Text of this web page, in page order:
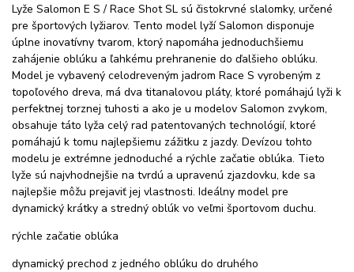
Lyže Salomon E S / Race Shot SL sú čistokrvné slalomky, určené
pre športových lyžiarov. Tento model lyží Salomon disponuje
úplne inovatívny tvarom, ktorý napomáha jednoduchšiemu
zahájenie oblúku a ľahkému prehranenie do ďalšieho oblúku.
Model je vybavený celodreveným jadrom Race S vyrobeným z
topoľového dreva, má dva titanalovou pláty, ktoré pomáhajú lyži k
perfektnej torznej tuhosti a ako je u modelov Salomon zvykom,
obsahuje táto lyža celý rad patentovaných technológií, ktoré
pomáhajú k tomu najlepšiemu zážitku z jazdy. Devízou tohto
modelu je extrémne jednoduché a rýchle začatie oblúka. Tieto
lyže sú najvhodnejšie na tvrdú a upravenú zjazdovku, kde sa
najlepšie môžu prejaviť jej vlastnosti. Ideálny model pre
dynamický krátky a stredný oblúk vo veľmi športovom duchu.
rýchle začatie oblúka
dynamický prechod z jedného oblúku do druhého